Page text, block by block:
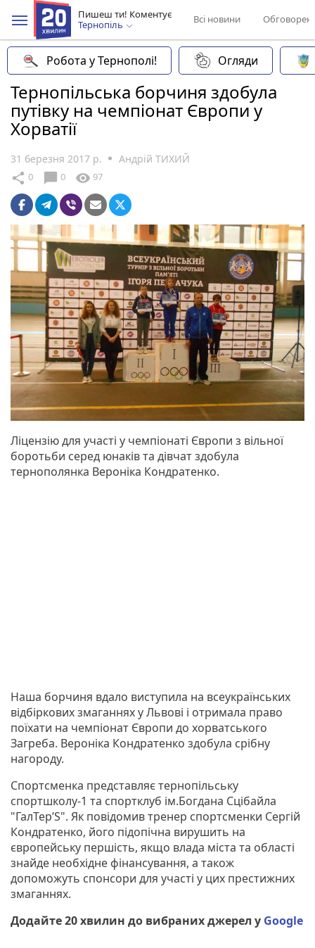
Пишеш ти! Коментує
Тернопіль
Всі новини
Робота у Тернополі! Огляди
Тернопільська борчиня здобула
путівку на чемпіонат Європи у
Хорватії
31 березня 2017 р. Андрій ТИХИЙ
share 0 chat_bubble 0 visibility 97
Ліцензію для участі у чемпіонаті Європи з вільної
боротьби серед юнаків та дівчат здобула
тернополянка Вероніка Кондратенко.
Наша борчиня вдало виступила на всеукраїнських
відбіркових змаганнях у Львові і отримала право
поїхати на чемпіонат Європи до хорватського
Загреба. Вероніка Кондратенко здобула срібну
нагороду.
Спортсменка представляє тернопільську
спортшколу-1 та спортклуб ім.Богдана Сцібайла
"ГалТер’S". Як повідомив тренер спортсменки Сергій
Кондратенко, його підопічна вирушить на
європейську першість, якщо влада міста та області
знайде необхідне фінансування, а також
допоможуть спонсори для участі у цих престижних
змаганнях.
Додайте 20 хвилин до вибраних джерел у Google